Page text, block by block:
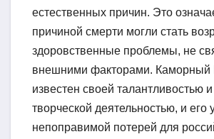
естественных причин. Это
причиной смерти могли стать
здоровственные проблемы, не
внешними факторами.
известен своей талантливостью
творческой деятельностью, и его
непоправимой потерей для